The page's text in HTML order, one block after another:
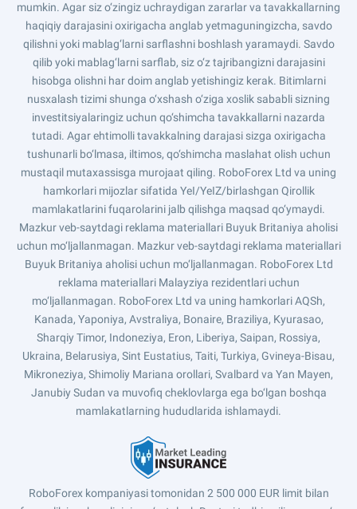
mumkin. Agar siz o‘zingiz uchraydigan zararlar va tavakkallarning
haqiqiy darajasini oxirigacha anglab yetmaguningizcha, savdo
qilishni yoki mablag‘larni sarflashni boshlash yaramaydi. Savdo
qilib yoki mablag‘larni sarflab, siz o‘z tajribangizni darajasini
hisobga olishni har doim anglab yetishingiz kerak. Bitimlarni
nusxalash tizimi shunga o‘xshash o‘ziga xoslik sababli sizning
investitsiyalaringiz uchun qo‘shimcha tavakkallarni nazarda
tutadi. Agar ehtimolli tavakkalning darajasi sizga oxirigacha
tushunarli bo‘lmasa, iltimos, qo‘shimcha maslahat olish uchun
mustaqil mutaxassisga murojaat qiling. RoboForex Ltd va uning
hamkorlari mijozlar sifatida YeI/YeIZ/birlashgan Qirollik
mamlakatlarini fuqarolarini jalb qilishga maqsad qo‘ymaydi.
Mazkur veb-saytdagi reklama materiallari Buyuk Britaniya aholisi
uchun mo‘ljallanmagan. Mazkur veb-saytdagi reklama materiallari
Buyuk Britaniya aholisi uchun mo‘ljallanmagan. RoboForex Ltd
reklama materiallari Malayziya rezidentlari uchun
mo‘ljallanmagan. RoboForex Ltd va uning hamkorlari AQSh,
Kanada, Yaponiya, Avstraliya, Bonaire, Braziliya, Kyurasao,
Sharqiy Timor, Indoneziya, Eron, Liberiya, Saipan, Rossiya,
Ukraina, Belarusiya, Sint Eustatius, Taiti, Turkiya, Gvineya-Bisau,
Mikroneziya, Shimoliy Mariana orollari, Svalbard va Yan Mayen,
Janubiy Sudan va muvofiq cheklovlarga ega bo‘lgan boshqa
mamlakatlarning hududlarida ishlamaydi.
RoboForex kompaniyasi tomonidan 2 500 000 EUR limit bilan